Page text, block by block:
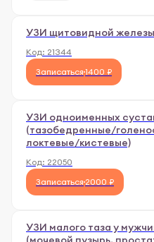
УЗИ щитовидной железы
Код: 21344
Записаться 1400 ₽
УЗИ одноименных
(тазобедренные/
локтевые/кистевые)
Код: 22050
Записаться 2000 ₽
УЗИ малого таза у